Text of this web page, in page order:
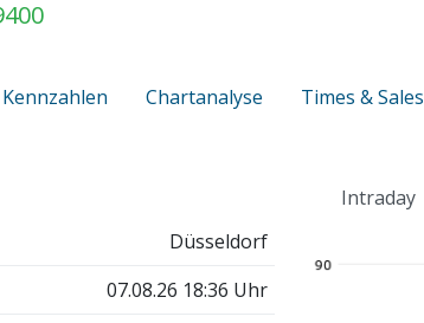
Kennzahlen Chartanalyse Times & Sales
Düsseldorf
07.08.26 18:36 Uhr
Intraday